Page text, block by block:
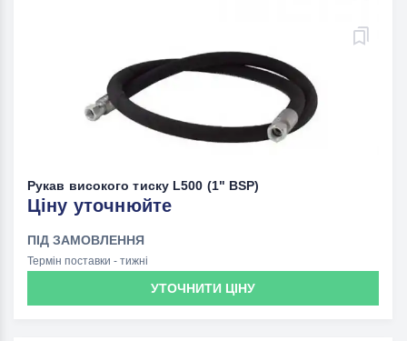
Рукав високого тиску L500 (1" BSP)
Ціну уточнюйте
ПІД ЗАМОВЛЕННЯ
Термін поставки - тижні
УТОЧНИТИ ЦІНУ